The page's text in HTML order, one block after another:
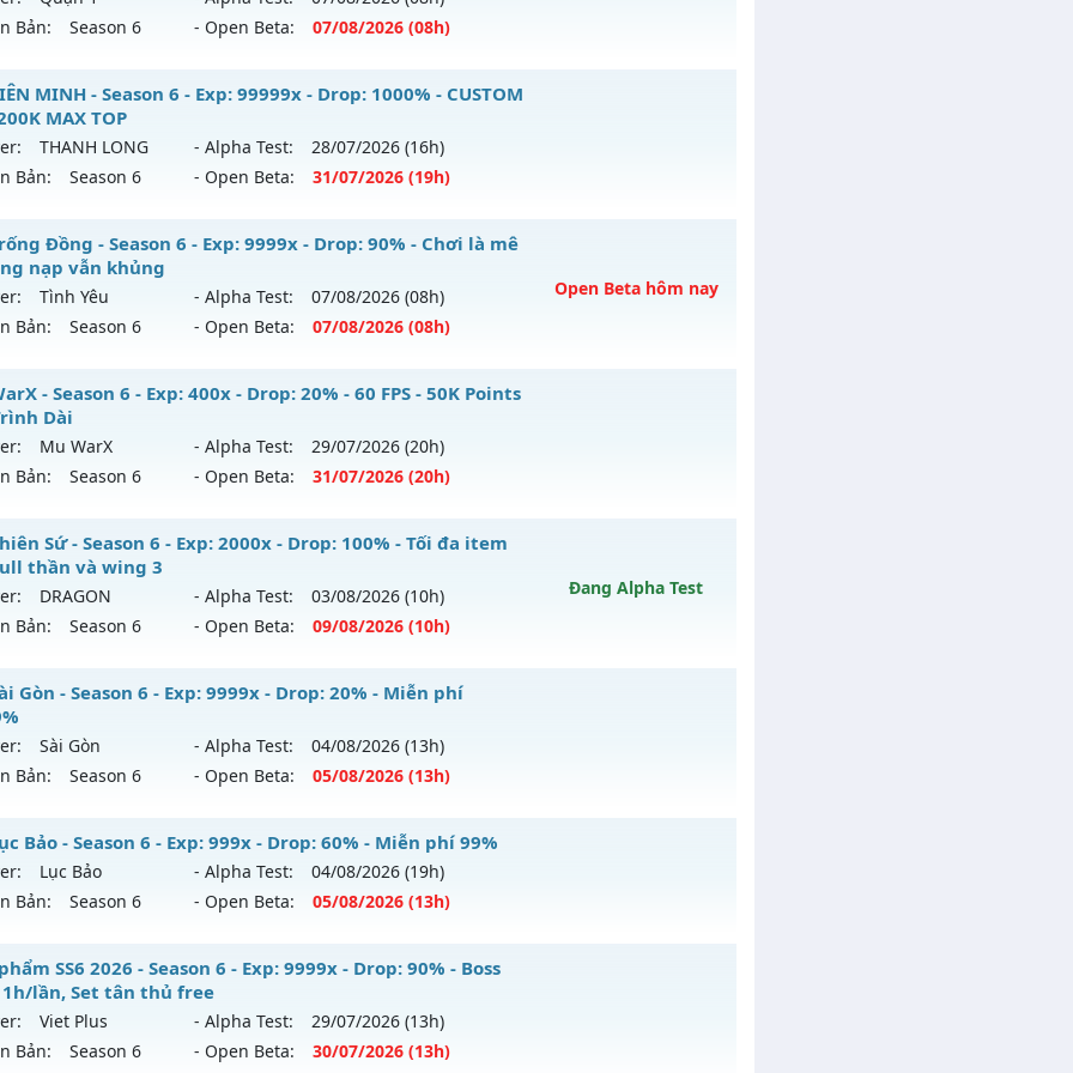
Bản:
Season 6 - Open Beta: 07/08/2026 (08h)
MU HÙNG BÁ ++ - Siêu Phẩm MU
mới ra tháng 08 2026 - Mở máy chủQuận 1vào 08h ngày 07/08/2626
200x - Drop: 10%
loại: Mu Nguyên bản Webzen
Shark Shield
MINH - Season 6 - Exp: 99999x - Drop: 1000% - CUSTOM
MAX TOP
THANH LONG - Alpha Test: 28/07/2026 (16h)
Bản:
Season 6 - Open Beta: 31/07/2026 (19h)
LIÊN MINH - CUSTOM 6.15 200K MAX TOP
mới ra tháng 07 2026 - Mở máy chủTHANH LONG
vào 19h ngày 31/07/2626
99999x - Drop: 1000%
loại: Mu Custom thêm đồ mới
BDC
Đồng - Season 6 - Exp: 9999x - Drop: 90% - Chơi là mê
nạp vẫn khủng
Tình Yêu - Alpha Test: 07/08/2026 (08h)
Bản:
Season 6 - Open Beta: 07/08/2026 (08h)
Open Beta hôm nay
Trống Đồng - Chơi là mê - Không nạp vẫn khủng
mới ra tháng 08 2026 - Mở máy chủTình Yêuvào 08h ngày 07/08/2626
9999x - Drop: 90%
loại: Mu Nguyên bản Webzen
ICMPROTECT ✅ 🔴 ✨ ⚡️
- Season 6 - Exp: 400x - Drop: 20% - 60 FPS - 50K Points
Dài
Mu WarX - Alpha Test: 29/07/2026 (20h)
Bản:
Season 6 - Open Beta: 31/07/2026 (20h)
WarX - 60 FPS - 50K Points - Lộ Trình Dài
mới ra tháng 07 2026 - Mở máy chủMu WarXvào 20h ngày 31/07/2626
400x - Drop: 20%
loại: Mu Custom thêm đồ mới
UGK Shield + Phoenix
Sứ - Season 6 - Exp: 2000x - Drop: 100% - Tối đa item
thần và wing 3
DRAGON - Alpha Test: 03/08/2026 (10h)
Bản:
Season 6 - Open Beta: 09/08/2026 (10h)
Đang Alpha Test
Thiên Sứ - Tối đa item 380 full thần và wing 3
mới ra tháng 08 2026 - Mở máy chủDRAGONvào 10h ngày 09/08/2626
2000x - Drop: 100%
loại: Mu Nguyên bản Webzen
sharkguard
Gòn - Season 6 - Exp: 9999x - Drop: 20% - Miễn phí
Sài Gòn - Alpha Test: 04/08/2026 (13h)
Bản:
Season 6 - Open Beta: 05/08/2026 (13h)
Sài Gòn - Miễn phí 99.99%
mới ra tháng 08 2026 - Mở máy chủSài Gònvào 13h ngày 05/08/2626
reset: Reset In Game
loại: Mu Custom thêm đồ mới
8x
Bảo - Season 6 - Exp: 999x - Drop: 60% - Miễn phí 99%
Lục Bảo - Alpha Test: 04/08/2026 (19h)
Bản:
Season 6 - Open Beta: 05/08/2026 (13h)
Lục Bảo - Miễn phí 99%
mới ra tháng 08 2026 - Mở máy chủLục Bảovào 13h ngày 05/08/2626
999x - Drop: 60%
SS6 2026 - Season 6 - Exp: 9999x - Drop: 90% - Boss
lần, Set tân thủ free
Viet Plus - Alpha Test: 29/07/2026 (13h)
Bản:
Season 6 - Open Beta: 30/07/2026 (13h)